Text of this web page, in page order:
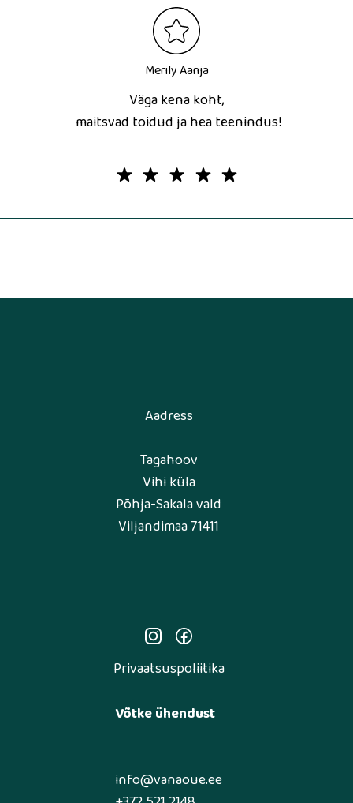
Merily Aanja
Väga kena koht,
maitsvad toidud ja hea teenindus!
Aadress
Tagahoov
Vihi küla
Põhja-Sakala vald
Viljandimaa 71411
Privaatsuspoliitika
Võtke ühendust
info@vanaoue.ee